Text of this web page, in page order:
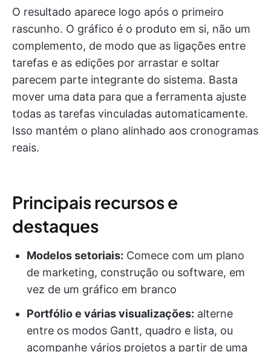
O resultado aparece logo após o primeiro
rascunho. O gráfico é o produto em si, não um
complemento, de modo que as ligações entre
tarefas e as edições por arrastar e soltar
parecem parte integrante do sistema. Basta
mover uma data para que a ferramenta ajuste
todas as tarefas vinculadas automaticamente.
Isso mantém o plano alinhado aos cronogramas
reais.
Principais recursos e
destaques
Modelos setoriais: Comece com um plano
de marketing, construção ou software, em
vez de um gráfico em branco
Portfólio e várias visualizações: alterne
entre os modos Gantt, quadro e lista, ou
acompanhe vários projetos a partir de uma